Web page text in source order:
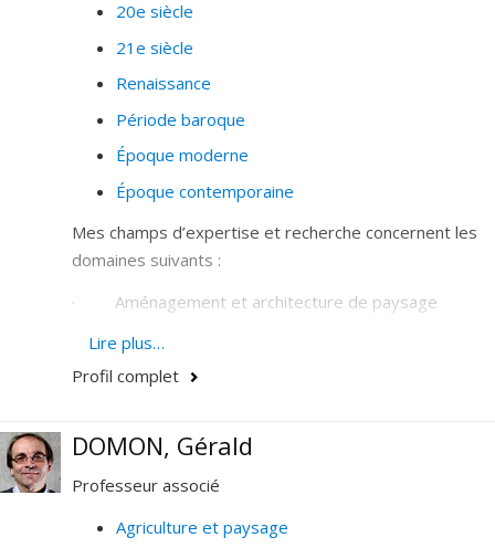
20e siècle
21e siècle
Renaissance
Période baroque
Époque moderne
Époque contemporaine
Mes champs d’expertise et recherche concernent les
domaines suivants :
· Aménagement et architecture de paysage
· Conservation et restauration des paysages
aménagés
· Espaces publics
· Histoire et théorie des places, jardins, squares et
parcs urbains
Lire plus…
Profil complet
DOMON, Gérald
Professeur associé
Agriculture et paysage